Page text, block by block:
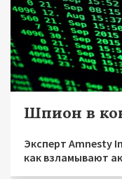
Шпион в
Эксперт Amnesty
как взламывают